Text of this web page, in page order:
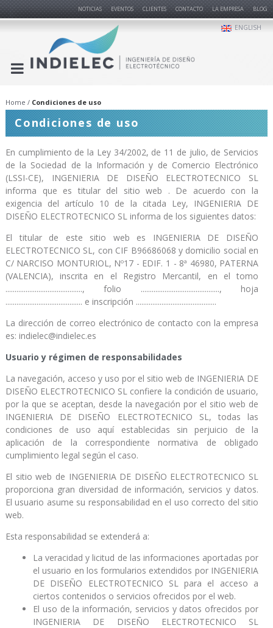
ENGLISH
NOTICIAS EVENTOS CLIENTES CONTACTO LA EMPRESA BLOG
Home Condiciones de uso
Condiciones de uso
En cumplimiento de la Ley 34/2002, de 11 de julio, de Servicios
de la Sociedad de la Información y de Comercio Electrónico
(LSSI-CE), INGENIERIA DE DISEÑO ELECTROTECNICO SL
informa que es titular del sitio web . De acuerdo con la
exigencia del artículo 10 de la citada Ley, INGENIERIA DE
DISEÑO ELECTROTECNICO SL informa de los siguientes datos:
El titular de este sitio web es INGENIERIA DE DISEÑO
ELECTROTECNICO SL, con CIF B96686068 y domicilio social en
C/ NARCISO MONTURIOL, Nº17 - EDIF. 1 - 8ª 46980, PATERNA
(VALENCIA), inscrita en el Registro Mercantil, en el tomo
.........................................., folio ..........................................., hoja
.......................................... e inscripción ............................................
La dirección de correo electrónico de contacto con la empresa
es: indielec@indielec.es
Usuario y régimen de responsabilidades
La navegación, acceso y uso por el sitio web de INGENIERIA DE
DISEÑO ELECTROTECNICO SL confiere la condición de usuario,
por la que se aceptan, desde la navegación por el sitio web de
INGENIERIA DE DISEÑO ELECTROTECNICO SL, todas las
condiciones de uso aquí establecidas sin perjuicio de la
aplicación de la correspondiente normativa de obligado
cumplimiento legal según el caso.
El sitio web de INGENIERIA DE DISEÑO ELECTROTECNICO SL
proporciona gran diversidad de información, servicios y datos.
El usuario asume su responsabilidad en el uso correcto del sitio
web.
Esta responsabilidad se extenderá a:
La veracidad y licitud de las informaciones aportadas por
el usuario en los formularios extendidos por INGENIERIA
DE DISEÑO ELECTROTECNICO SL para el acceso a
ciertos contenidos o servicios ofrecidos por el web.
El uso de la información, servicios y datos ofrecidos por
INGENIERIA DE DISEÑO ELECTROTECNICO SL